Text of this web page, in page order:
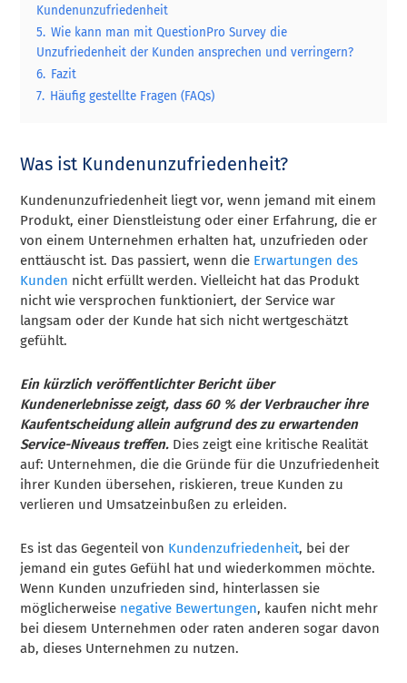
Kundenunzufriedenheit
5. Wie kann man mit QuestionPro Survey die
Unzufriedenheit der Kunden ansprechen und verringern?
6. Fazit
7. Häufig gestellte Fragen (FAQs)
Was ist Kundenunzufriedenheit?
Kundenunzufriedenheit liegt vor, wenn jemand mit einem
Produkt, einer Dienstleistung oder einer Erfahrung, die er
von einem Unternehmen erhalten hat, unzufrieden oder
enttäuscht ist. Das passiert, wenn die Erwartungen des
Kunden nicht erfüllt werden. Vielleicht hat das Produkt
nicht wie versprochen funktioniert, der Service war
langsam oder der Kunde hat sich nicht wertgeschätzt
gefühlt.
Ein kürzlich veröffentlichter Bericht über
Kundenerlebnisse zeigt, dass 60 % der Verbraucher ihre
Kaufentscheidung allein aufgrund des zu erwartenden
Service-Niveaus treffen. Dies zeigt eine kritische Realität
auf: Unternehmen, die die Gründe für die Unzufriedenheit
ihrer Kunden übersehen, riskieren, treue Kunden zu
verlieren und Umsatzeinbußen zu erleiden.
Es ist das Gegenteil von Kundenzufriedenheit, bei der
jemand ein gutes Gefühl hat und wiederkommen möchte.
Wenn Kunden unzufrieden sind, hinterlassen sie
möglicherweise negative Bewertungen, kaufen nicht mehr
bei diesem Unternehmen oder raten anderen sogar davon
ab, dieses Unternehmen zu nutzen.